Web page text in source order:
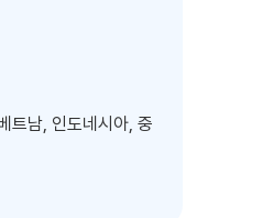
트남, 인도네시아, 중